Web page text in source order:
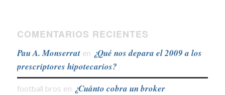
COMENTARIOS RECIENTES
Pau A. Monserraten ¿Qué nos depara el 2009 a los
prescriptores hipotecarios?
football bros en ¿Cuánto cobra un broker